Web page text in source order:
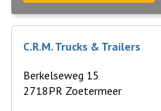
C.R.M. Trucks & Trailers
Berkelseweg 15
2718PR Zoetermeer